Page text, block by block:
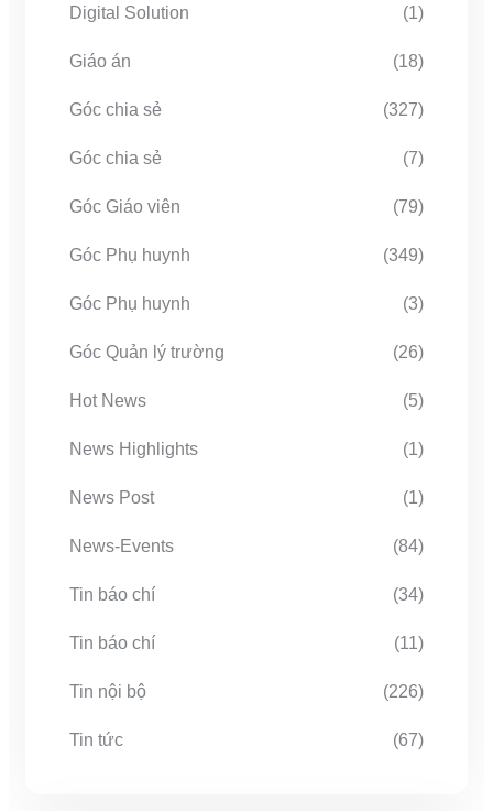
Digital Solution (1)
Giáo án (18)
Góc chia sẻ (327)
Góc chia sẻ (7)
Góc Giáo viên (79)
Góc Phụ huynh (349)
Góc Phụ huynh (3)
Góc Quản lý trường (26)
Hot News (5)
News Highlights (1)
News Post (1)
News-Events (84)
Tin báo chí (34)
Tin báo chí (11)
Tin nội bộ (226)
Tin tức (67)